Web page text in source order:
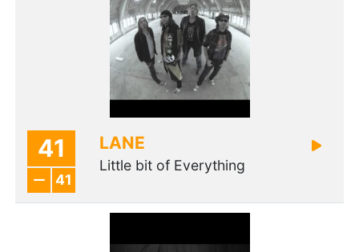
41
41
LANE
Little bit of Everything